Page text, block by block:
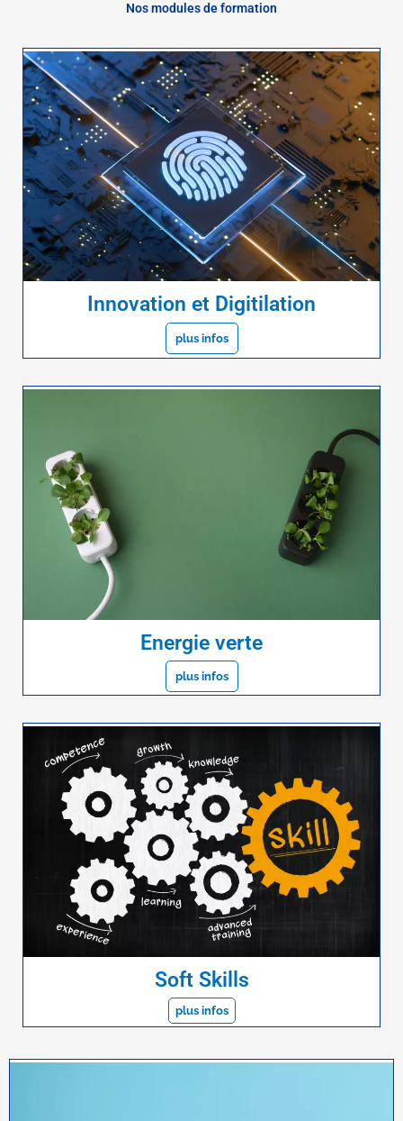
Nos modules de formation
Innovation et Digitilation
plus infos
Energie verte
plus infos
Soft Skills
plus infos